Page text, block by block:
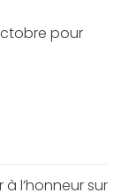
pour
à l’honneur sur